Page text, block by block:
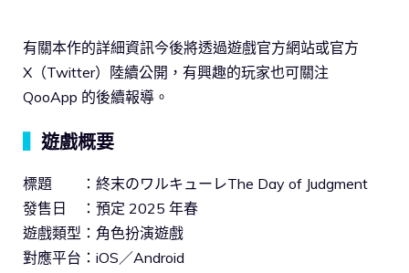
有關本作的詳細資訊今後將透過遊戲官方網站或官方
X（Twitter）陸續公開，有興趣的玩家也可關注
QooApp 的後續報導。
遊戲概要
標題 ：終末のワルキューレThe Day of Judgment
發售日 ：預定 2025 年春
遊戲類型：角色扮演遊戲
對應平台：iOS／Android